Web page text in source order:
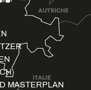
MASTERPLAN